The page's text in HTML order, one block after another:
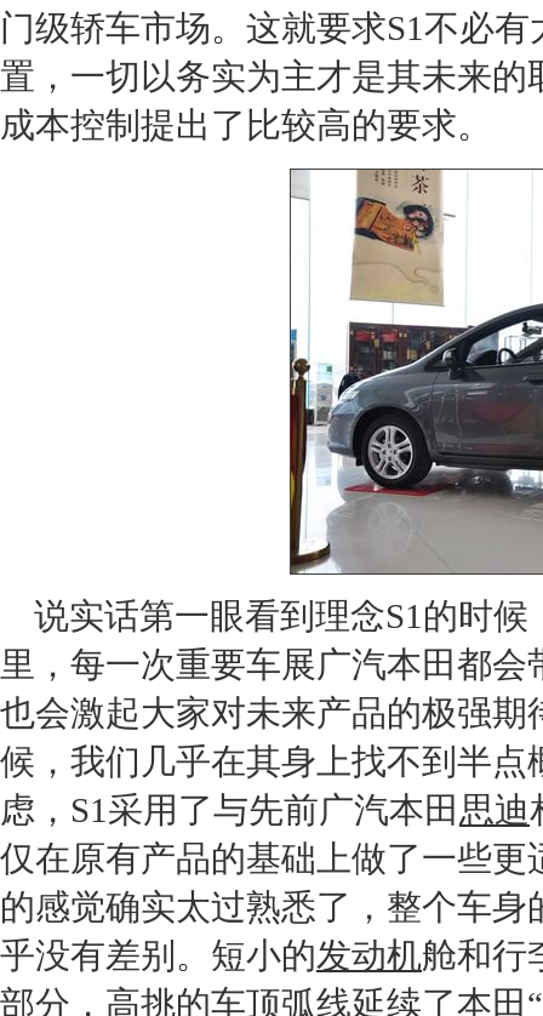
门级轿车市场。这就要求S1不必
置，一切以务实为主才是其未来
成本控制提出了比较高的要求。
说实话第一眼看到 理念S1 的时候
里，每一次重要车展广汽本田都会
也会激起大家对未来产品的极强
候，我们几乎在其身上找不到半
虑，S1采用了与先前广汽本田 思迪
仅在原有产品的基础上做了一些
的感觉确实太过熟悉了，整个车
乎没有差别。短小的发动机舱和行
部分，高挑的车顶弧线延续了本田